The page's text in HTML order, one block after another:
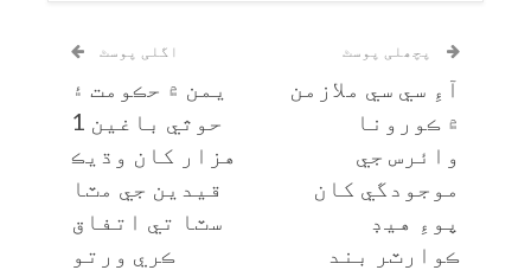
پچھلی پوسٹ
آءِ سي سي ملازمن
۾ ڪورونا
وائرس جي
موجودگي کان
پوءِ هيڊ
ڪوارٽر بند
اگلی پوسٹ
يمن ۾ حڪومت ۽
حوثي باغين 1
هزار کان وڌيڪ
قيدين جي مٽا
سٽا تي اتفاق
ڪري ورتو